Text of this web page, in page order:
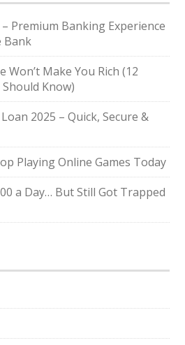
Premium Banking Experience
Bank
Won’t Make You Rich (12
Know)
2025 – Quick, Secure &
Playing Online Games Today
a Day… But Still Got Trapped